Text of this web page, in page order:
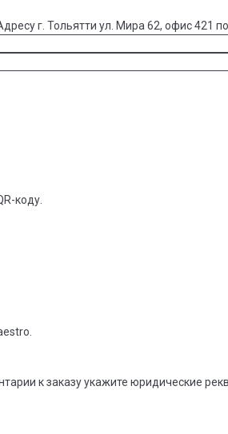
г. Тольятти ул. Мира 62, офис 421
коду.
к заказу укажите юридические